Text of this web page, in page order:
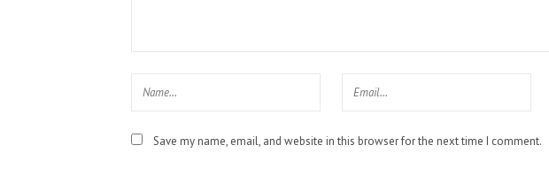
Save my name, email, and website in this browser for the next time I comment.